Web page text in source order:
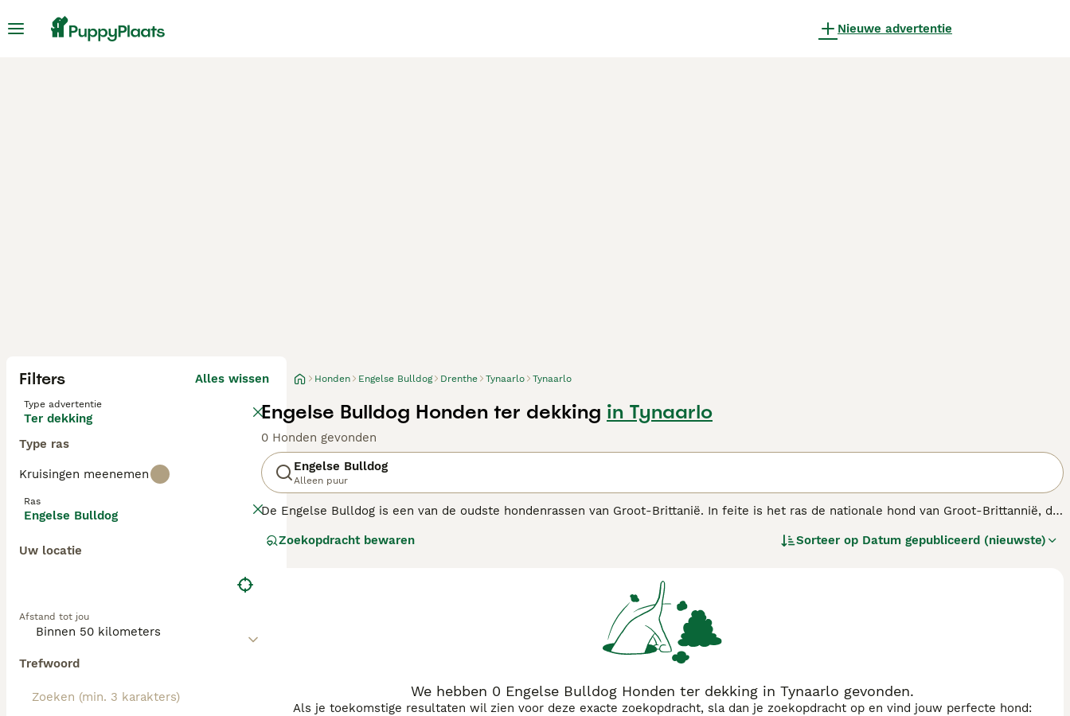
Nieuwe advertentie
Filters Alles wissen
Type advertentie
Ter dekking
Type ras
Kruisingen meenemen
Ras
Engelse Bulldog
Uw locatie
Afstand tot jou
Trefwoord
Honden Engelse Bulldog Drenthe Tynaarlo Tynaarlo
Engelse Bulldog Honden ter dekking in Tynaarlo
0 Honden gevonden
Engelse Bulldog
Alleen puur
De Engelse Bulldog is een van de oudste hondenrassen van Groot-Brittanië. In feite is het ras de nationale hond van Groot-Brittannië, die
Engelse Bulldogs verschenen voor het eerst in de showring in 1860.
Zoekopdracht bewaren Sorteer op Datum gepubliceerd (nieuwste)
We hebben 0 Engelse Bulldog Honden ter dekking in Tynaarlo gevonden.
Als je toekomstige resultaten wil zien voor deze exacte zoekopdracht, sla dan je zoekopdracht op en vind jouw perfecte hond: